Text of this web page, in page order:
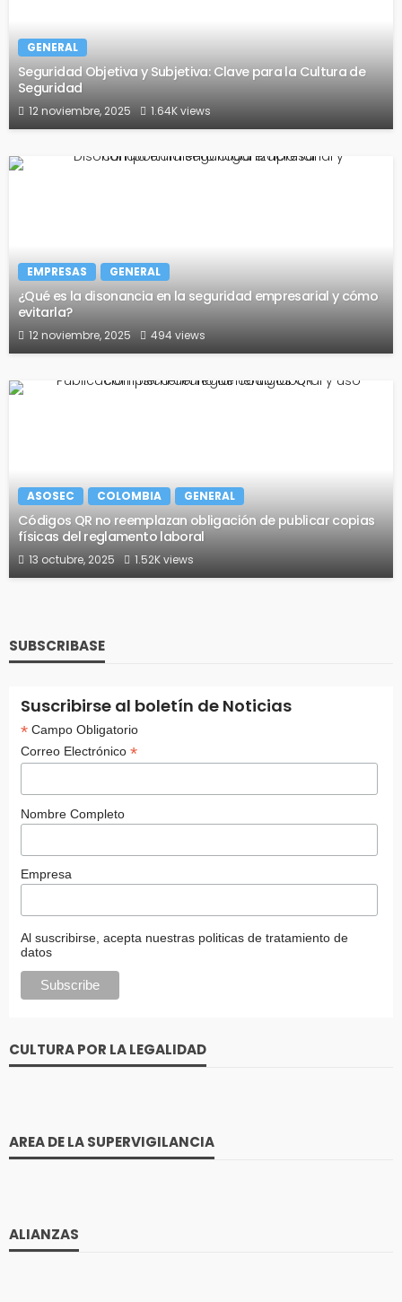
GENERAL
Seguridad Objetiva y Subjetiva: Clave para la Cultura de
Seguridad
12 noviembre, 2025 1.64K views
EMPRESAS GENERAL
¿Qué es la disonancia en la seguridad empresarial y cómo
evitarla?
12 noviembre, 2025 494 views
ASOSEC COLOMBIA GENERAL
Códigos QR no reemplazan obligación de publicar copias
físicas del reglamento laboral
13 octubre, 2025 1.52K views
SUBSCRIBASE
Suscribirse al boletín de Noticias
*Campo Obligatorio
Correo Electrónico *
Nombre Completo
Empresa
Al suscribirse, acepta nuestras politicas de tratamiento de
datos
CULTURA POR LA LEGALIDAD
AREA DE LA SUPERVIGILANCIA
ALIANZAS